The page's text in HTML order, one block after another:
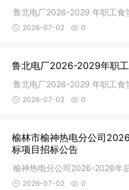
鲁北电厂2026-2029 年职工食
2026-07-02 0
鲁北电厂2026-2029年职
鲁北电厂2026-2029 年职工食
2026-07-02 0
榆林市榆神热电分公司
标项目招标公告
榆神热电分公司2026-2028年
2026-07-02 0